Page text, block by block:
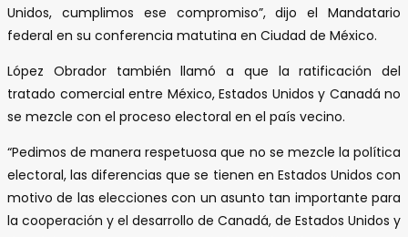
Unidos, cumplimos ese compromiso”, dijo el Mandatario
federal en su conferencia matutina en Ciudad de México.
López Obrador también llamó a que la ratificación del
tratado comercial entre México, Estados Unidos y Canadá no
se mezcle con el proceso electoral en el país vecino.
“Pedimos de manera respetuosa que no se mezcle la política
electoral, las diferencias que se tienen en Estados Unidos con
motivo de las elecciones con un asunto tan importante para
la cooperación y el desarrollo de Canadá, de Estados Unidos y